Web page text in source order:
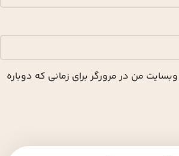
من در مرورگر برای زمانی که دوباره